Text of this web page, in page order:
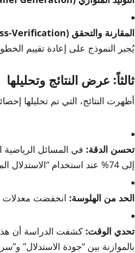
المقارنة والتحقق (Cross-Verification):
يُجبر النموذج على إعادة تقييم
ثالثاً: عرض النتائج وتحليلها
أظهرت النتائج، التي تم تحليلها
تحسن الدقة:
إلى 74% عند استخدام “الاستدلال المتسلسل”.
الحد من الهلوسة: انخفضت معدلات
تحدي الوقت:
بالموازنة بين “جودة الاستدلال”